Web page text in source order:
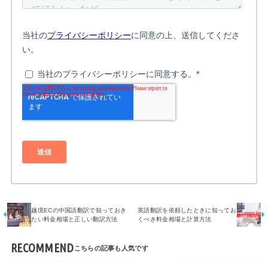
越境ECの中国語翻訳で知っておき
たい料金相場と正しい翻訳方法
英語翻訳を依頼したときに知ってお
くべき料金相場と計算方法
RECOMMEND